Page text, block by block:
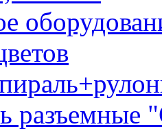
разъемные